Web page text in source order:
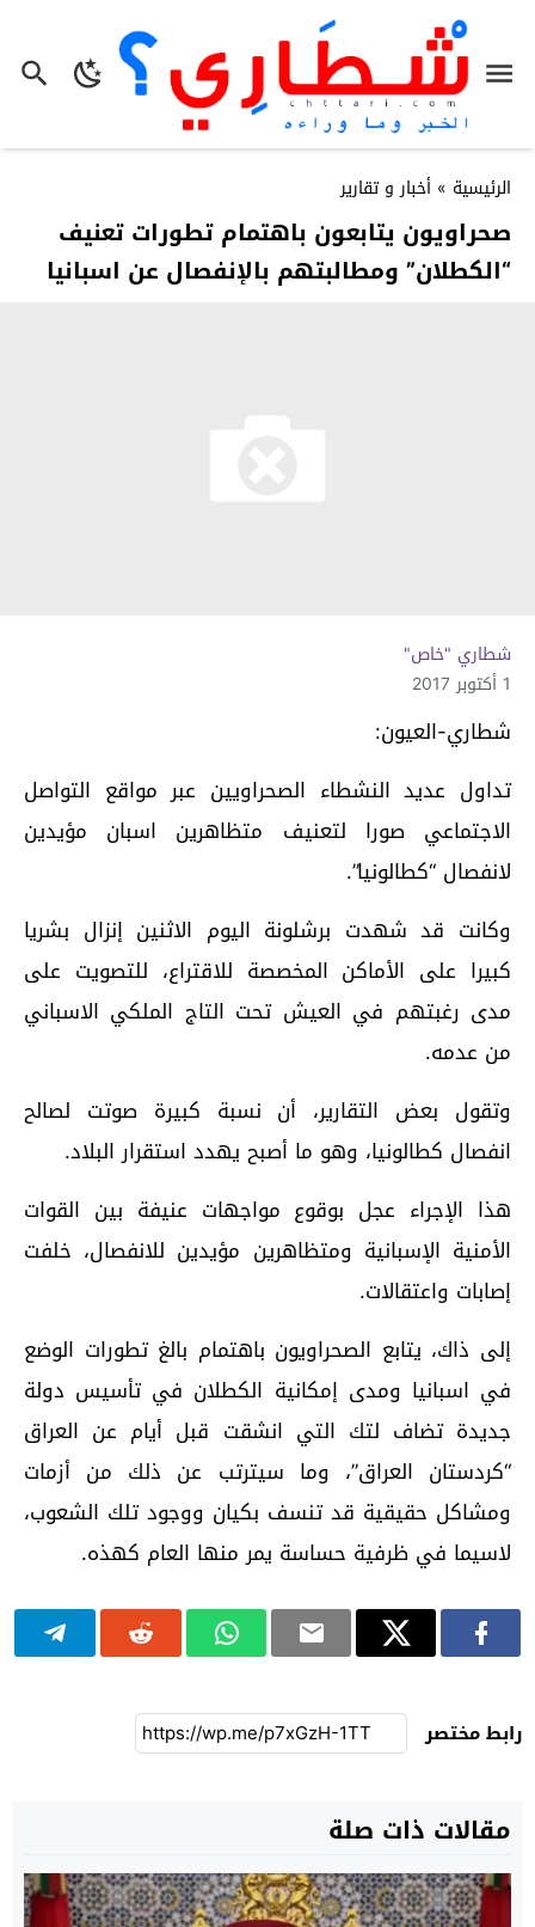
الرئيسية » أخبار و تقارير
صحراويون يتابعون باهتمام تطورات تعنيف
“الكطلان” ومطالبتهم بالإنفصال عن اسبانيا
شطاري "خاص"
1 أكتوبر 2017
شطاري-العيون:
تداول عديد النشطاء الصحراويين عبر مواقع التواصل
الاجتماعي صورا لتعنيف متظاهرين اسبان مؤيدين
لانفصال “كطالونيا”.
وكانت قد شهدت برشلونة اليوم الاثنين إنزال بشريا
كبيرا على الأماكن المخصصة للاقتراع، للتصويت على
مدى رغبتهم في العيش تحت التاج الملكي الاسباني
من عدمه.
وتقول بعض التقارير، أن نسبة كبيرة صوتت لصالح
انفصال كطالونيا، وهو ما أصبح يهدد استقرار البلاد.
هذا الإجراء عجل بوقوع مواجهات عنيفة بين القوات
الأمنية الإسبانية ومتظاهرين مؤيدين للانفصال، خلفت
إصابات واعتقالات.
إلى ذاك، يتابع الصحراويون باهتمام بالغ تطورات الوضع
في اسبانيا ومدى إمكانية الكطلان في تأسيس دولة
جديدة تضاف لتك التي انشقت قبل أيام عن العراق
“كردستان العراق”، وما سيترتب عن ذلك من أزمات
ومشاكل حقيقية قد تنسف بكيان ووجود تلك الشعوب،
لاسيما في ظرفية حساسة يمر منها العام كهذه.
رابط مختصر
مقالات ذات صلة